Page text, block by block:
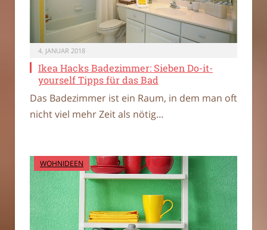
4. JANUAR 2018
Ikea Hacks Badezimmer: Sieben Do-it-
yourself Tipps für das Bad
Das Badezimmer ist ein Raum, in dem man oft
nicht viel mehr Zeit als nötig…
WOHNIDEEN